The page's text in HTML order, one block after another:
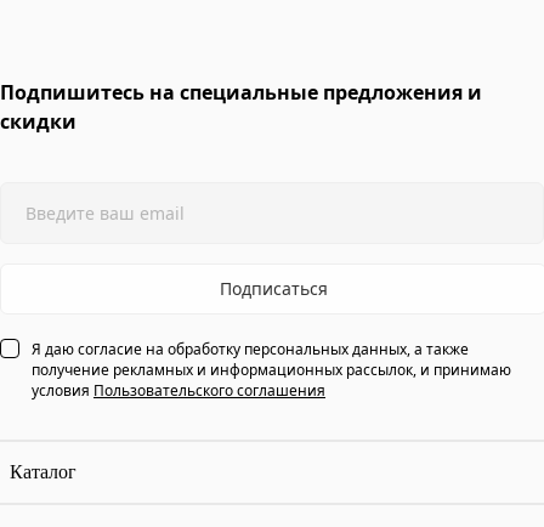
Каталог
Подпишитесь на специальные предложения и
скидки
Подписаться
Я даю согласие на обработку персональных данных, а также
получение рекламных и информационных рассылок, и принимаю
условия Пользовательского соглашения